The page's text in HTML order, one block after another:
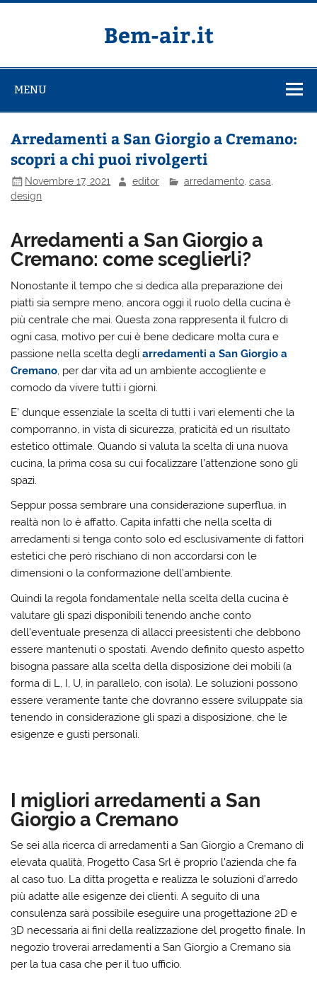
Salta
Bem-air.it
MENU
Arredamenti a San Giorgio a Cremano:
scopri a chi puoi rivolgerti
Novembre 17, 2021 editor arredamento, casa
design
Arredamenti a San Giorgio a
Cremano: come sceglierli?
Nonostante il tempo che si dedica alla preparazione dei
piatti sia sempre meno, ancora oggi il ruolo della cucina è
più centrale che mai. Questa zona rappresenta il fulcro di
ogni casa, motivo per cui è bene dedicare molta cura e
passione nella scelta degliarredamenti a San Giorgio a
Cremano , per dar vita ad un ambiente accogliente e
comodo da vivere tutti i giorni.
E’ dunque essenziale la scelta di tutti i vari elementi che la
comporranno, in vista di sicurezza, praticità ed un risultato
estetico ottimale. Quando si valuta la scelta di una nuova
cucina, la prima cosa su cui focalizzare l’attenzione sono gli
spazi.
Seppur possa sembrare una considerazione superflua, in
realtà non lo è affatto. Capita infatti che nella scelta di
arredamenti si tenga conto solo ed esclusivamente di fattori
estetici che però rischiano di non accordarsi con le
dimensioni o la conformazione dell’ambiente.
Quindi la regola fondamentale nella scelta della cucina è
valutare gli spazi disponibili tenendo anche conto
dell’eventuale presenza di allacci preesistenti che debbono
essere mantenuti o spostati. Avendo definito questo aspetto
bisogna passare alla scelta della disposizione dei mobili (a
forma di L, I, U, in parallelo, con isola). Le soluzioni possono
essere veramente tante che dovranno essere sviluppate sia
tenendo in considerazione gli spazi a disposizione, che le
esigenze e gusti personali.
I migliori arredamenti a San
Giorgio a Cremano
Se sei alla ricerca di arredamenti a San Giorgio a Cremano di
elevata qualità, Progetto Casa Srl è proprio l’azienda che fa
al caso tuo. La ditta progetta e realizza le soluzioni d’arredo
più adatte alle esigenze dei clienti. A seguito di una
consulenza sarà possibile eseguire una progettazione 2D e
3D necessaria ai fini della realizzazione del progetto finale. In
negozio troverai arredamenti a San Giorgio a Cremano sia
per la tua casa che per il tuo ufficio.